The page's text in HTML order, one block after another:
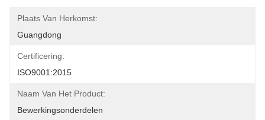
Plaats Van Herkomst:
Guangdong
Certificering:
ISO9001:2015
Naam Van Het Product:
Bewerkingsonderdelen